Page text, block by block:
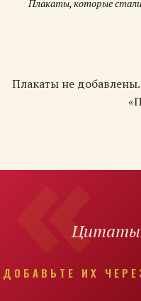
Плакаты, которые
Плакаты не
Цитаты
ДОБАВЬТЕ ИХ